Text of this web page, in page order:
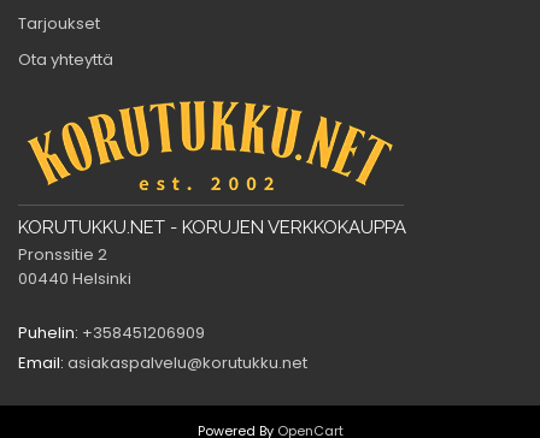
Tarjoukset
Ota yhteyttä
KORUTUKKU.NET - KORUJEN VERKKOKAUPPA
Pronssitie 2
00440 Helsinki
Puhelin: +358451206909
Email: asiakaspalvelu@korutukku.net
Powered By OpenCart